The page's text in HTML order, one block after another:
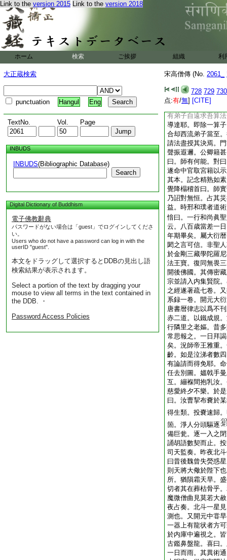
Link to the version 2015 Link to the version 2018
ホーム 検索 ご挨拶 組織 利
大正蔵検索
punctuation Hangul Eng
TextNo. Vol. Page
INBUDS
INBUDS(Bibliographic Database)
Search
Digital Dictionary of Buddhism
電子佛教辭典
パスワードがない場合は「guest」でログインしてくださ
い。
Users who do not have a password can log in with the
userID "guest".
本文をドラッグして選択するとDDBの見出し語
検索結果が表示されます。
Select a portion of the text by dragging your
mouse to view all terms in the text contained in
the DDB. ・
Password Access Policies
宋高僧傳 (No. 2061_
728 729 730
点:有/無] [CITE]
爲數千百言。況其
宣之。當須面指擿
覽而微笑復置机案
於堂中。行乃攘袂
名師罕不諮度。因
詳究。尋訪算術不
焉。末至天台山國
歩門枕流溪淡然岑
中布算。其聲
有弟子自遠求吾算
導達耶。即除一算
合却西流弟子當至
請法盡授其決焉。
聲振遐邇。公卿籍
曰。師有何能。對
遂命中官取宮籍以
其本。記念精熟如
覺降榻稽首曰。師
乃詔對無恒。占其
益。時邢和璞者道
愔曰。一行和尚眞
云。八百歳當差一
年期畢矣。屬大衍
閎之言可信。非聖
於金剛三藏學陀羅
法王寶。復同無畏
開後佛國。其傳密
宗並請入内集賢院
之經遂著疏七卷。
系録一卷。開元大
唐書暦律志以爲不
赤二道。以鐵成規
行隣里之老嫗。昔
常思報之。一日拜
矣。況師帝王雅重
齡。如是泣涕者數
有論請而得免耶。
任去別圖。媼戟手
互。繃褓間抱乳汝
慈愛終夕不樂。於
曰。汝曹挈布嚢於
得生類。投嚢速歸
箇。淨人分頭驅逐
備巨瓮。逐一入之
誦胡語數契而止。
司天監奏。昨夜北
曰昔後魏曾失熒惑
則天將大儆於陛下
所。猶隕霜天旱。
切者其在葬枯骨乎
魔微僧曲見莫若大
夜占奏。北斗一星
測也。又開元中甞
一器上有龍状者方
於内庫中遍視之。
古鑑鼻盤龍。喜曰
一日而雨。其異術